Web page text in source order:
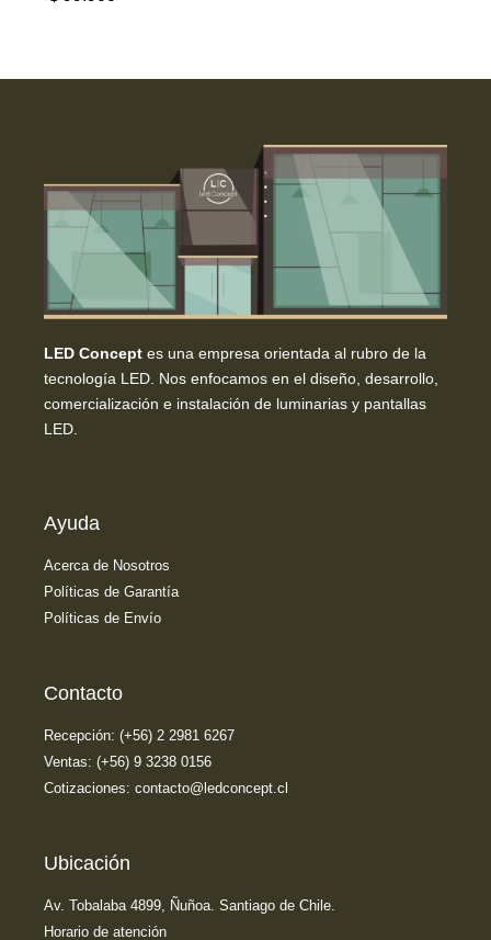
LED Concept es una empresa orientada al rubro de la
tecnología LED. Nos enfocamos en el diseño, desarrollo,
comercialización e instalación de luminarias y pantallas
LED.
Ayuda
Acerca de Nosotros
Políticas de Garantía
Políticas de Envío
Contacto
Recepción: (+56) 2 2981 6267
Ventas: (+56) 9 3238 0156
Cotizaciones: contacto@ledconcept.cl
Ubicación
Av. Tobalaba 4899, Ñuñoa. Santiago de Chile.
Horario de atención